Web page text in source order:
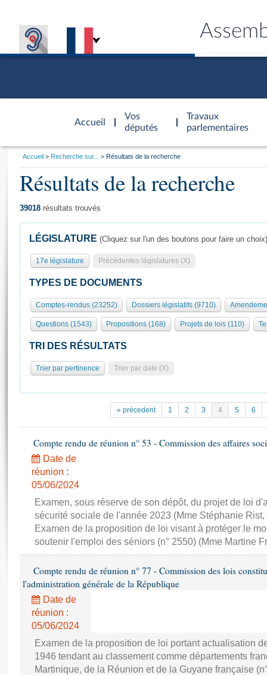
Accueil
d'accueil
Vos
députés
Travaux
parlementaires
Présidence
577 députés
Groupes politiques
Séance publique
Commissions et autres organes
Europe et International
Pétitions
Projets de loi
Propositions de loi
Amendements
Textes adoptés
Rapports d'enquête
Rapports sur l'application des lois
Baromètre de l’application des lois
Dossiers législatifs
Budget et sécurité sociale
Questions écrites et orales
Comptes rendus des débats
Général
Rôle et pouvoirs de l'Assemblée
Organisation de l'Assemblée
Présidence Conférence des Présidents Bureau Collège des
Statistiques et chiffres clés
Documents de référence
( Constitution | Règlement de l'Assemblée ... )
Histoire
Juniors
Anciennes législatures
Liens vers les sites publics
Visiter l'Assemblée
Visite virtuelle du palais Bourbon
Assister à une séance
Contacts et plan d'accès
Photos libres de droit
Vous
Accueil Recherche sur... Résultats de la recherche
Résultats de la recherche
39018 résultats trouvés
LÉGISLATURE (Cliquez sur l'un des boutons pour faire un choix)
17e législature Précédentes législatures (X)
TYPES DE DOCUMENTS
Comptes-rendus (23252) Dossiers législatifs (9710)
Questions (1543) Propositions (168) Projets de lois (110)
TRI DES RÉSULTATS
Trier par pertinence Trier par date (X)
« précedent 1 2 3 4 5 6
Compte rendu de réunion n° 53 - Commission des affaires
Date de
réunion :
05/06/2024
Examen, sous réserve de son dépôt, du projet de loi
sécurité sociale de l'année 2023 (Mme Stéphanie
Examen de la proposition de loi visant à protéger le
soutenir l'emploi des séniors (n° 2550) (Mme Martine
Compte rendu de réunion n° 77 - Commission des lois
l'administration générale de la République
Date de
réunion :
05/06/2024
Examen de la proposition de loi portant actualisation
1946 tendant au classement comme départements
Martinique, de la Réunion et de la Guyane française